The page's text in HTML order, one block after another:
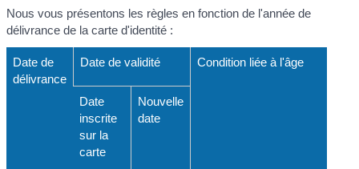
Nous vous présentons les règles en fonction de l'année de
délivrance de la carte d'identité :
Date de
délivrance
Date de validité Condition liée à l'âge
Date
inscrite
sur la
carte
Nouvelle
date